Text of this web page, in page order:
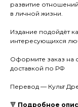
развитие
в личной жизни.
Издание подойдёт
интересующихся
Оформите заказ на
доставкой по РФ
Перевод — Культ
🔻 Подробное